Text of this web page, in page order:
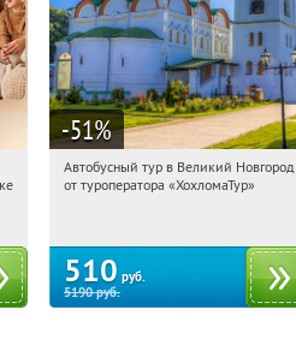
-51%
06:24:32 Купили:2
Автобусный тур в Великий Новгород
от туроператора «ХохломаТур»
510 руб.
5190руб.